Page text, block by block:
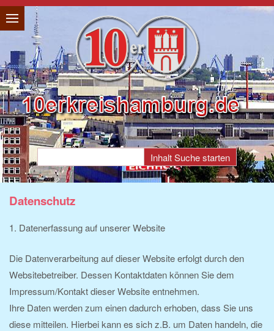
Datenschutz
1. Datenerfassung auf unserer Website
Die Datenverarbeitung auf dieser Website erfolgt durch den
Websitebetreiber. Dessen Kontaktdaten können Sie dem
Impressum/Kontakt dieser Website entnehmen.
Ihre Daten werden zum einen dadurch erhoben, dass Sie uns
diese mitteilen. Hierbei kann es sich z.B. um Daten handeln, die